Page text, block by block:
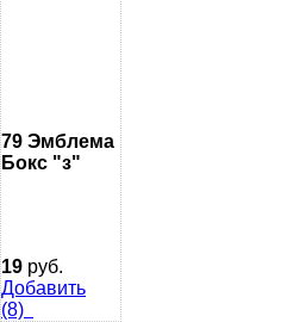
79 Эмблема
Бокс "з"
19 руб.
Добавить
(8)